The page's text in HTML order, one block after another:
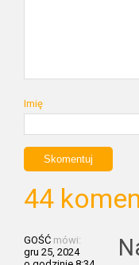
Imię
44
GOŚĆ mówi:
gru 25, 2024